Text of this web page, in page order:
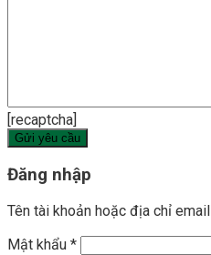
[recaptcha]
Đăng nhập
Tên tài khoản hoặc địa chỉ email
Mật khẩu *